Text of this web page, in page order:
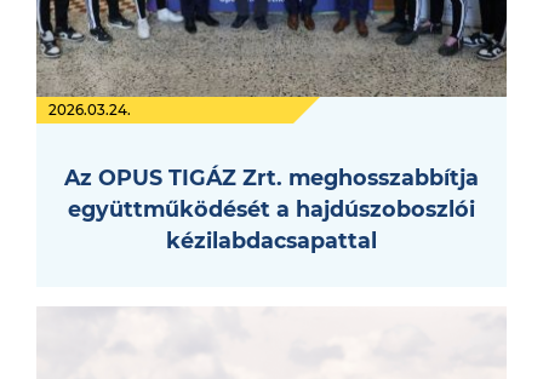
2026.03.24.
Az OPUS TIGÁZ Zrt. meghosszabbítja
együttműködését a hajdúszoboszlói
kézilabdacsapattal